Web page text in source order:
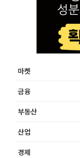
마켓
금융
부동산
산업
경제